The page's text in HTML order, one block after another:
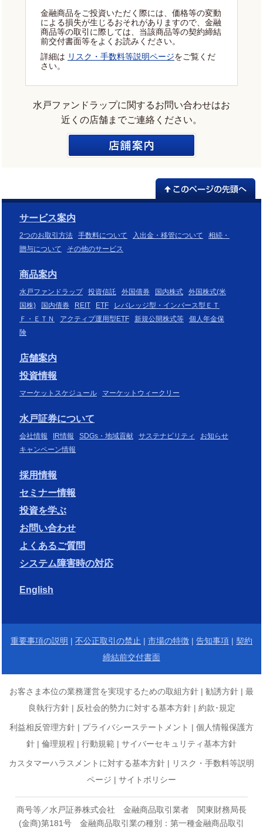
金融商品をご投資いただく際には、価格等の変動
による損失が生じるおそれがありますので、金融
商品等の取引に際しては、当該商品等の契約締結
前交付書面等をよくお読みください。
詳細は リスク・手数料等説明ページをご覧くだ
さい。
水戸ファンドラップに関するお問い合わせはお
近くの店舗までご連絡ください。
サービス案内
2つのお取引方法 手数料について 入出金・移管について
相続・
贈与について
その他のサービス
商品案内
水戸ファンドラップ 投資信託 外国債券 国内株式
外国株式(米
国株)
国内債券 REIT ETF
レバレッジ型・インバース型ＥＴ
Ｆ・ＥＴＮ
アクティブ運用型ETF 新規公開株式等
個人年金保
険
店舗案内
投資情報
マーケットスケジュール マーケットウィークリー
水戸証券について
会社情報 IR情報 SDGs・地域貢献 サステナビリティ
お知らせ
キャンペーン情報
採用情報
セミナー情報
投資を学ぶ
お問い合わせ
よくあるご質問
システム障害時の対応
English
重要事項の説明 | 不公正取引の禁止 | 市場の特徴 | 告知事項 | 契約
締結前交付書面
お客さま本位の業務運営を実現するための取組方針 | 勧誘方針 | 最
良執行方針| 反社会的勢力に対する基本方針| 約款･規定
利益相反管理方針 | プライバシーステートメント | 個人情報保護方
針 | 倫理規程 | 行動規範 | サイバーセキュリティ基本方針
カスタマーハラスメントに対する基本方針 | リスク・手数料等説明
ページ | サイトポリシー
商号等／水戸証券株式会社 金融商品取引業者 関東財務局長
(金商)第181号 金融商品取引業の種別：第一種金融商品取引